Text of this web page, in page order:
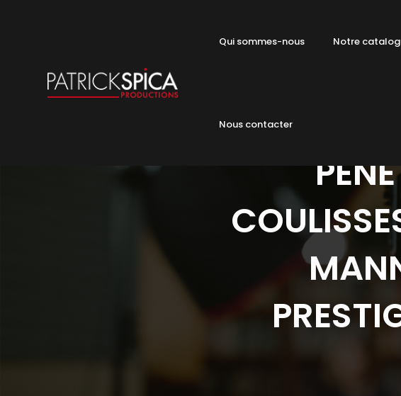
Qui sommes-nous Notre
Nous contacter